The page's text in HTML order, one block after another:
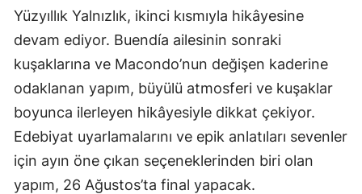
Yüzyıllık Yalnızlık, ikinci kısmıyla hikâyesine
devam ediyor. Buendía ailesinin sonraki
kuşaklarına ve Macondo’nun değişen kaderine
odaklanan yapım, büyülü atmosferi ve kuşaklar
boyunca ilerleyen hikâyesiyle dikkat çekiyor.
Edebiyat uyarlamalarını ve epik anlatıları sevenler
için ayın öne çıkan seçeneklerinden biri olan
yapım, 26 Ağustos’ta final yapacak.